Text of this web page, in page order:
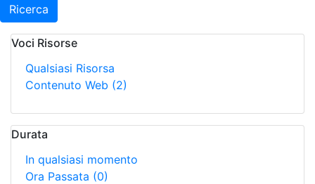
Ricerca
Voci Risorse
Qualsiasi Risorsa
Contenuto Web (2)
Durata
In qualsiasi momento
Ora Passata (0)